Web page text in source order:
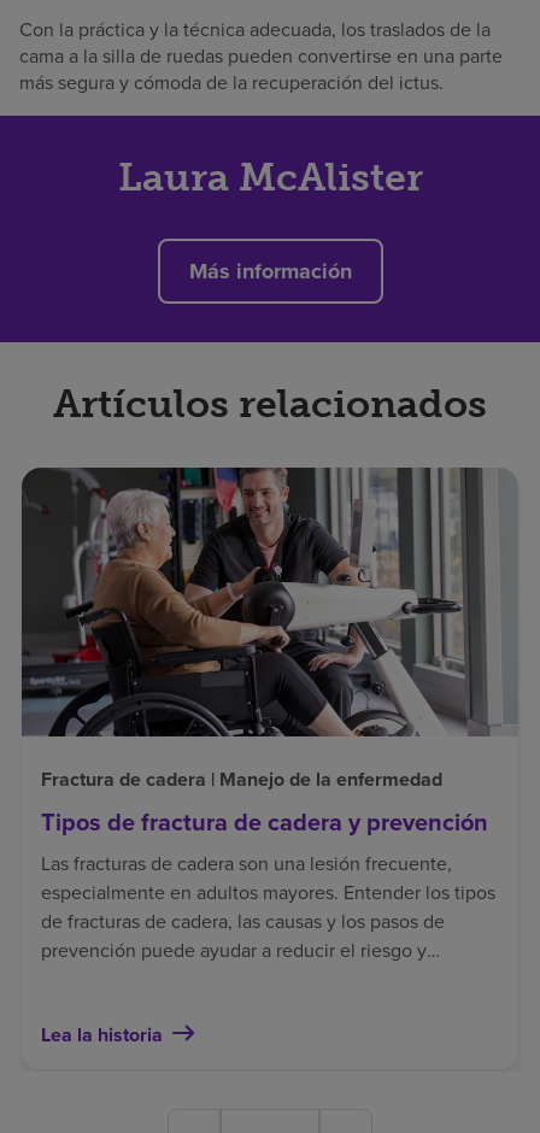
Con la práctica y la técnica adecuada, los traslados de la
cama a la silla de ruedas pueden convertirse en una parte
más segura y cómoda de la recuperación del ictus.
Laura McAlister
Más información
Artículos relacionados
Fractura de cadera | Manejo de la enfermedad
Tipos de fractura de cadera y prevención
Las fracturas de cadera son una lesión frecuente,
especialmente en adultos mayores. Entender los tipos
de fracturas de cadera, las causas y los pasos de
prevención puede ayudar a reducir el riesgo y
Lea la historia